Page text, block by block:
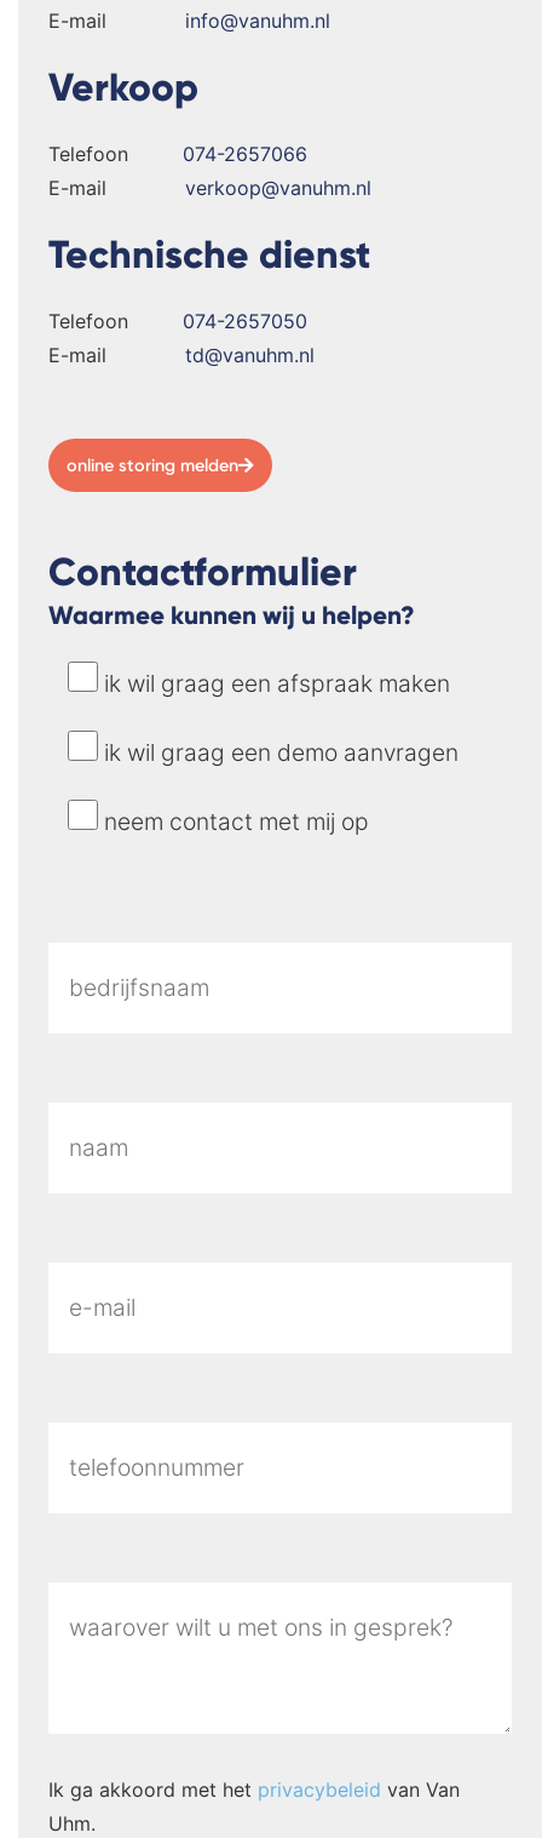
E-mail
info@vanuhm.nl
Verkoop
Telefoon
074-2657066
E-mail
verkoop@vanuhm.nl
Technische dienst
Telefoon
074-2657050
E-mail
td@vanuhm.nl
online storing melden
Contactformulier
Waarmee kunnen wij u helpen?
ik wil graag een afspraak maken
ik wil graag een demo aanvragen
neem contact met mij op
Ik ga akkoord met het privacybeleid van Van
Uhm.